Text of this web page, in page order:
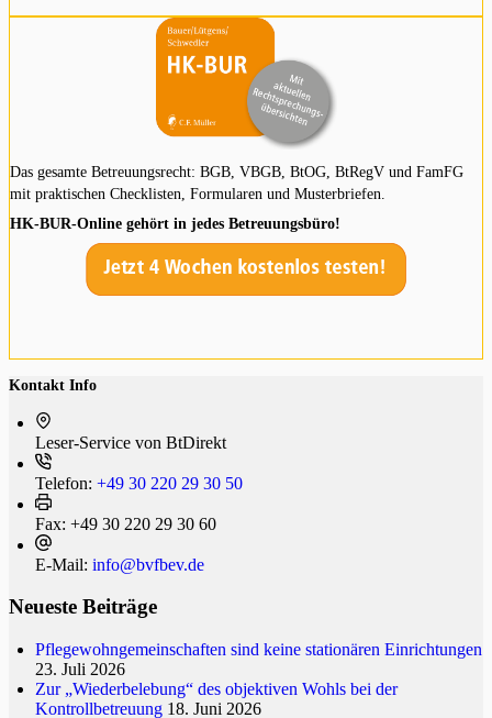
Das gesamte Betreuungsrecht: BGB, VBGB, BtOG, BtRegV und FamFG
mit praktischen Checklisten, Formularen und Musterbriefen.
HK-BUR-Online gehört in jedes Betreuungsbüro!
Kontakt Info
Leser-Service von BtDi­rekt
Telefon: +49 30 220 29 30 50
Fax: +49 30 220 29 30 60
E-Mail: info@bvfbev.de
Neueste Beiträge
Pflegewohngemeinschaften sind keine stationären Einrichtungen
23. Juli 2026
Zur „Wiederbelebung“ des objektiven Wohls bei der
Kontrollbetreuung 18. Juni 2026